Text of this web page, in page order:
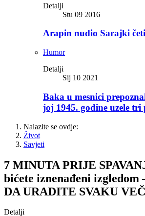
Detalji
Stu 09 2016
Arapin nudio Sarajki
Humor
Detalji
Sij 10 2021
Baka u mesnici
joj 1945. godine uzele tri
Nalazite se ovdje:
Život
Savjeti
7 MINUTA PRIJE
bićete iznenađeni izgledom
DA URADITE SVAKU
Detalji